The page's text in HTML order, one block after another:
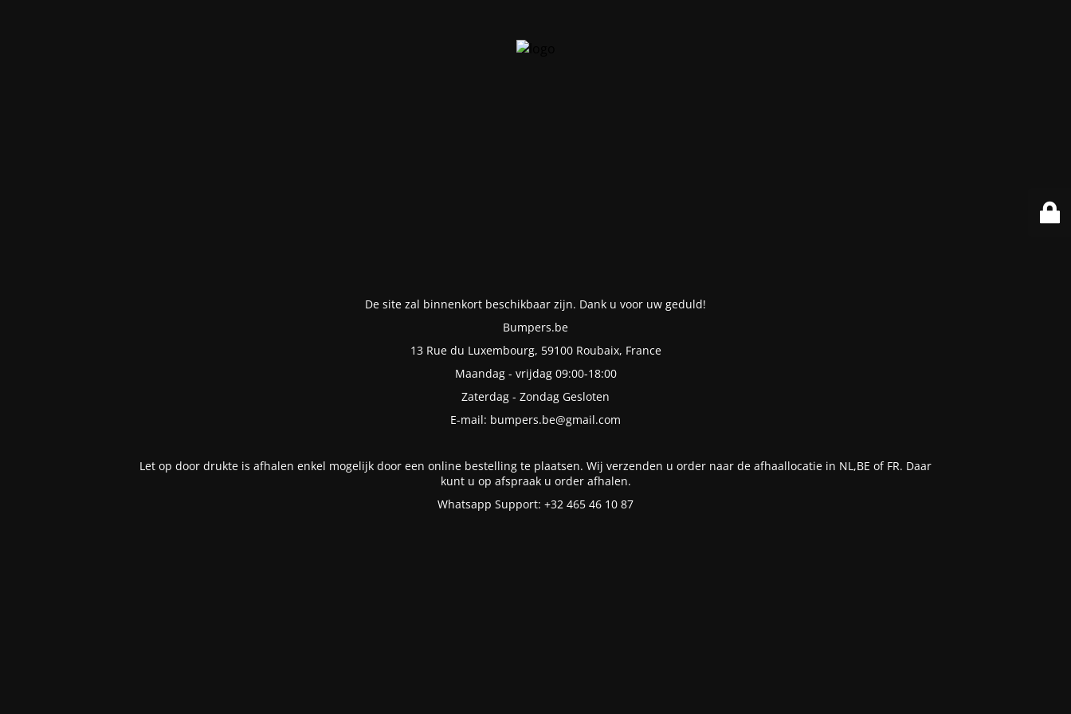
De site zal binnenkort beschikbaar zijn. Dank u voor uw geduld!
Bumpers.be
13 Rue du Luxembourg, 59100 Roubaix, France
Maandag - vrijdag 09:00-18:00
Zaterdag - Zondag Gesloten
E-mail: bumpers.be@gmail.com
Let op door drukte is afhalen enkel mogelijk door een online bestelling te plaatsen. Wij verzenden u order naar de afhaallocatie in NL,BE of FR. Daar
kunt u op afspraak u order afhalen.
Whatsapp Support: +32 465 46 10 87